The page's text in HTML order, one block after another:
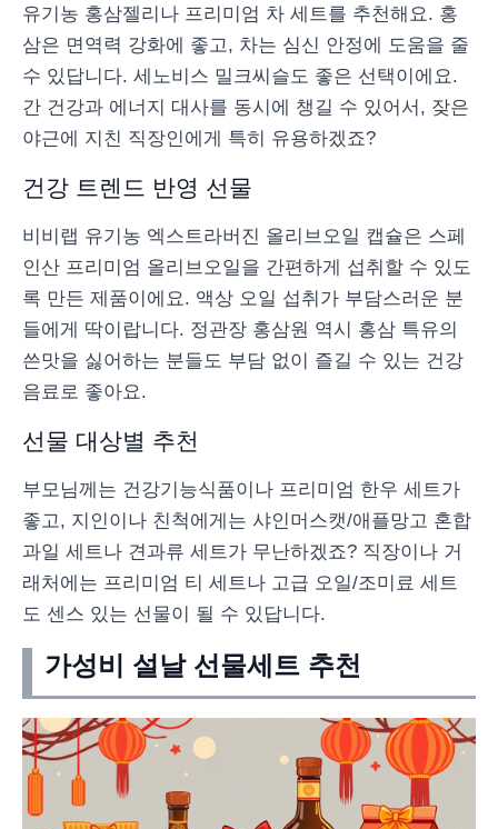
유기농 홍삼젤리나 프리미엄 차 세트를 추천해요. 홍
삼은 면역력 강화에 좋고, 차는 심신 안정에 도움을 줄
수 있답니다. 세노비스 밀크씨슬도 좋은 선택이에요.
간 건강과 에너지 대사를 동시에 챙길 수 있어서, 잦은
야근에 지친 직장인에게 특히 유용하겠죠?
건강 트렌드 반영 선물
비비랩 유기농 엑스트라버진 올리브오일 캡슐은 스페
인산 프리미엄 올리브오일을 간편하게 섭취할 수 있도
록 만든 제품이에요. 액상 오일 섭취가 부담스러운 분
들에게 딱이랍니다. 정관장 홍삼원 역시 홍삼 특유의
쓴맛을 싫어하는 분들도 부담 없이 즐길 수 있는 건강
음료로 좋아요.
선물 대상별 추천
부모님께는 건강기능식품이나 프리미엄 한우 세트가
좋고, 지인이나 친척에게는 샤인머스캣/애플망고 혼합
과일 세트나 견과류 세트가 무난하겠죠? 직장이나 거
래처에는 프리미엄 티 세트나 고급 오일/조미료 세트
도 센스 있는 선물이 될 수 있답니다.
가성비 설날 선물세트 추천